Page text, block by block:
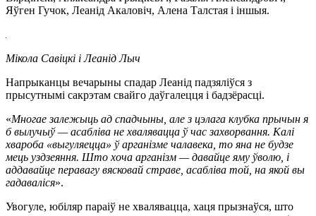
Яўген Гучок, Леанід Акаловіч, Алена Талстая і іншыя.
Мікола Савіцкі і Леанід Лыч
Напрыканцы вечарыны спадар Леанід падзяліўся з
прысутнымі сакрэтам свайго даўгалецця і бадзёрасці.
«Многае залежыць ад спадчыны, але з цэлага клубка прычын я
б вылучыў — асабліва не хвалявацца ў час захворвання. Калі
хвароба «выгуляецца» ў арганізме чалавека, то яна не будзе
мець уздзеяння. Што хоча арганізм — давайце яму ўволю, і
аддавайце перавагу вясковай страве, асабліва той, на якой вы
гадаваліся».
Увогуле, юбіляр параіў не хвалявацца, хаця прызнаўся, што